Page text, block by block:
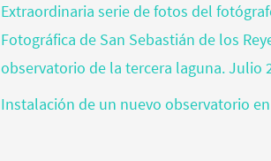
Extraordinaria serie de fotos del
Fotográfica de San Sebastián de los
observatorio de la tercera laguna. Julio
Instalación de un nuevo observatorio